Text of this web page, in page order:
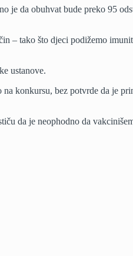
je da obuhvat bude preko 95
– tako što djeci podižemo
ustanove.
konkursu, bez potvrde da je
da je neophodno da